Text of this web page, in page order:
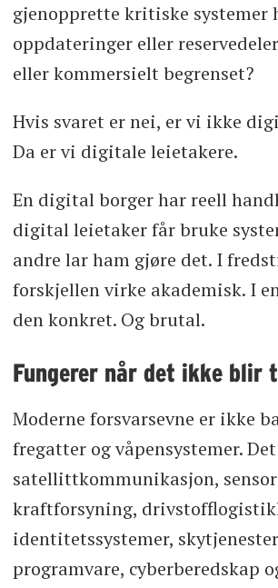
gjenopprette kritiske systemer
oppdateringer eller
eller kommersielt begrenset?
Hvis svaret er nei, er vi ikke
Da er vi digitale leietakere.
En digital borger har reell
digital leietaker får bruke
andre lar ham gjøre det. I
forskjellen virke akademisk. I
den konkret. Og brutal.
Fungerer når det ikke blir
Moderne forsvarsevne er ikke
fregatter og våpensystemer.
satellittkommunikasjon,
kraftforsyning,
identitetssystemer,
programvare, cyberberedskap